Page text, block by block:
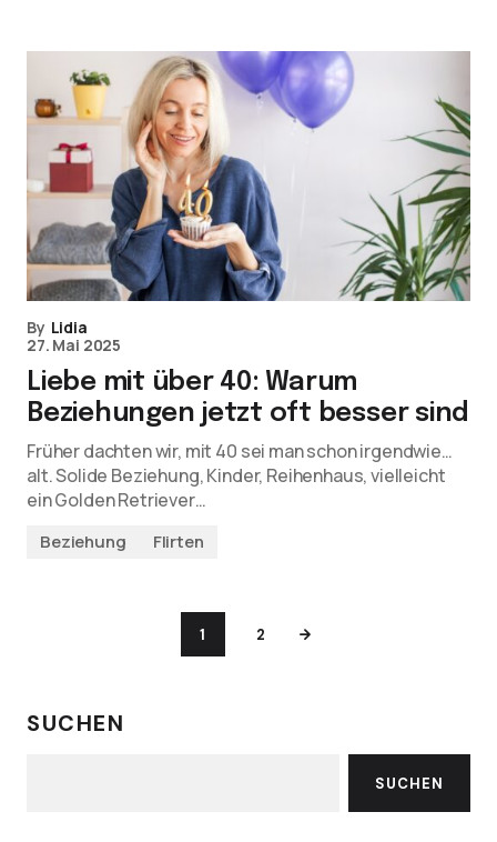
By Lidia
27. Mai 2025
Liebe mit über 40: Warum
Beziehungen jetzt oft besser sind
Früher dachten wir, mit 40 sei man schon irgendwie…
alt. Solide Beziehung, Kinder, Reihenhaus, vielleicht
ein Golden Retriever…
Beziehung Flirten
1 2
SUCHEN
SUCHEN